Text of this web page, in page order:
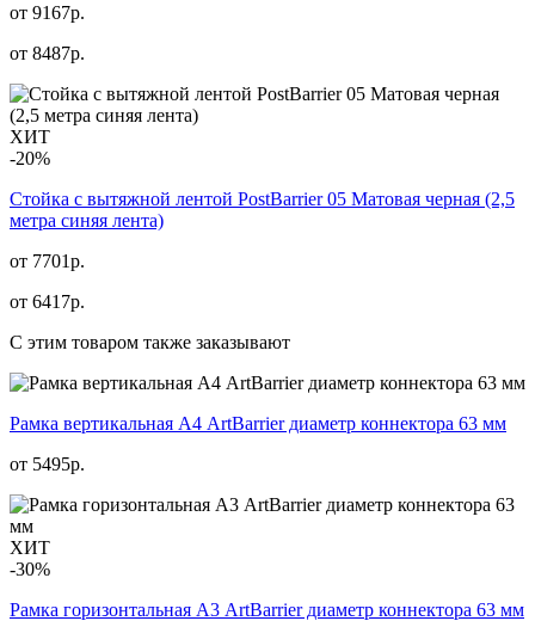
от 9167р.
от 8487р.
ХИТ
-20%
Стойка с вытяжной лентой PostBarrier 05 Матовая черная (2,5
метра синяя лента)
от 7701р.
от 6417р.
С этим товаром также заказывают
Рамка вертикальная А4 ArtBarrier диаметр коннектора 63 мм
от 5495р.
ХИТ
-30%
Рамка горизонтальная А3 ArtBarrier диаметр коннектора 63 мм